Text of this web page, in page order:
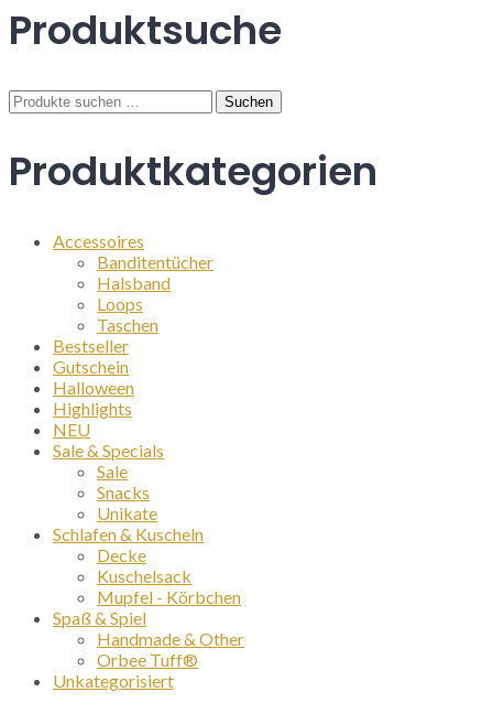
mehrere
Varianten
Die
Optionen
der
Produktseite
Produktsuche
Suchen
nach:
Suchen
Produktkategorien
Accessoires
Banditentücher
Halsband
Loops
Taschen
Bestseller
Gutschein
Halloween
Highlights
NEU
Sale & Specials
Sale
Snacks
Unikate
Schlafen & Kuscheln
Decke
Kuschelsack
Mupfel - Körbchen
Spaß & Spiel
Handmade & Other
Orbee Tuff®
Unkategorisiert